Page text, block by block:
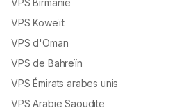
VPS Birmanie
VPS Koweït
VPS d'Oman
VPS de Bahreïn
VPS Émirats arabes unis
VPS Arabie Saoudite